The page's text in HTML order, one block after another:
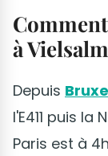
à
Depuis
l'E411 puis la
Paris est à